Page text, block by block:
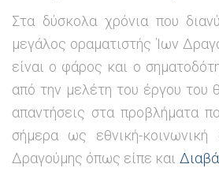
Στα δύσκολα χρόνια που
μεγάλος οραματιστής Ίων
είναι ο φάρος και ο
από την μελέτη του έργου του
απαντήσεις στα προβλήματα
σήμερα ως εθνική-κοινωνική
Δραγούμης όπως είπε και